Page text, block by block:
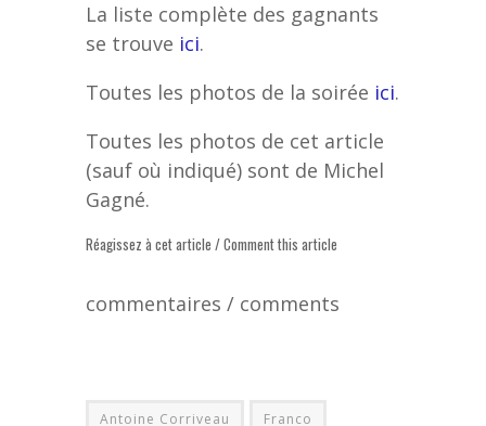
La liste complète des gagnants
se trouve ici.
Toutes les photos de la soirée ici.
Toutes les photos de cet article
(sauf où indiqué) sont de Michel
Gagné.
Réagissez à cet article / Comment this article
commentaires / comments
Antoine Corriveau Franco